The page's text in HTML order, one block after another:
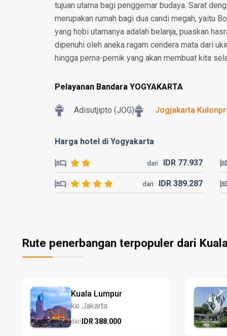
tujuan utama bagi penggemar budaya. Sarat
merupakan rumah bagi dua candi megah, yaitu
yang hobi utamanya adalah belanja, puaskan
dipenuhi oleh aneka ragam cendera mata dari
hingga perna-pernik yang akan membuat kita
Pelayanan Bandara YOGYAKARTA
Adisutjipto (JOG) Jogjakarta
Harga hotel di Yogyakarta
dari IDR 77.937
dari IDR 389.287
Rute penerbangan terpopuler dari
Kuala Lumpur
ke Jakarta
dariIDR 388.000